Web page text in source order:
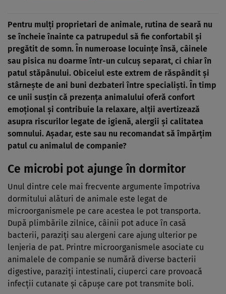
Pentru mulți proprietari de animale, rutina de seară nu
se încheie înainte ca patrupedul să fie confortabil și
pregătit de somn. În numeroase locuințe însă, câinele
sau pisica nu doarme într-un culcuș separat, ci chiar în
patul stăpânului. Obiceiul este extrem de răspândit și
stârnește de ani buni dezbateri între specialiști. În timp
ce unii susțin că prezența animalului oferă confort
emoțional și contribuie la relaxare, alții avertizează
asupra riscurilor legate de igienă, alergii și calitatea
somnului. Așadar, este sau nu recomandat să împărțim
patul cu animalul de companie?
Ce microbi pot ajunge în dormitor
Unul dintre cele mai frecvente argumente împotriva
dormitului alături de animale este legat de
microorganismele pe care acestea le pot transporta.
După plimbările zilnice, câinii pot aduce în casă
bacterii, paraziți sau alergeni care ajung ulterior pe
lenjeria de pat. Printre microorganismele asociate cu
animalele de companie se numără diverse bacterii
digestive, paraziți intestinali, ciuperci care provoacă
infecții cutanate și căpușe care pot transmite boli.